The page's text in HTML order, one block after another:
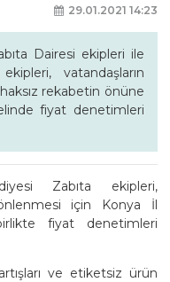
29.01.2021 14:23
Dairesi ekipleri ile
vatandaşların
rekabetin önüne
fiyat denetimleri
Zabıta ekipleri,
için Konya İl
fiyat denetimleri
ve etiketsiz ürün